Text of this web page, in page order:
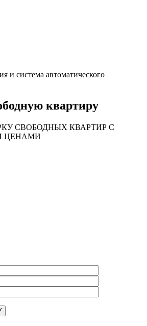
и система автоматического
квартиру
СВОБОДНЫХ КВАРТИР С
ЦЕНАМИ